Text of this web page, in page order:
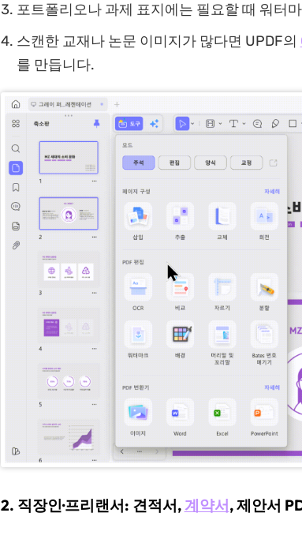
포트폴리오나 과제 표지에는 필요할 때 워터
스캔한 교재나 논문 이미지가 많다면 UPDF의
를 만듭니다.
2. 직장인·프리랜서: 견적서,계약서, 제안서